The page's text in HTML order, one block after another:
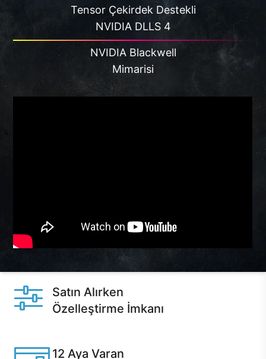
Tensor Çekirdek Destekli
NVIDIA DLLS 4
NVIDIA Blackwell
Mimarisi
Satın Alırken
Özelleştirme İmkanı
12 Aya Varan